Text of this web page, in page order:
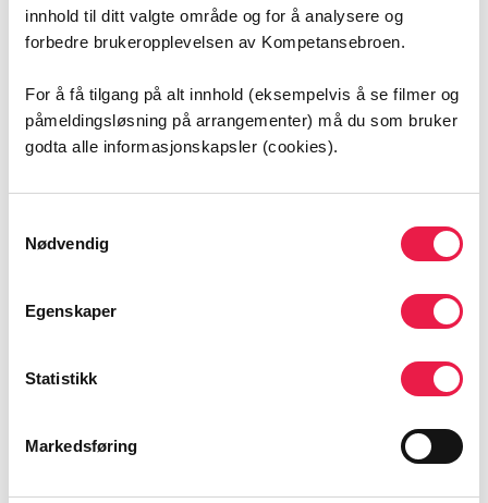
innhold til ditt valgte område og for å analysere og
forbedre brukeropplevelsen av Kompetansebroen.
For å få tilgang på alt innhold (eksempelvis å se filmer og
påmeldingsløsning på arrangementer) må du som bruker
godta alle informasjonskapsler (cookies).
Nødvendig
Egenskaper
Statistikk
Markedsføring
Folloregionen
Her finner du informasjon om praksissteder i